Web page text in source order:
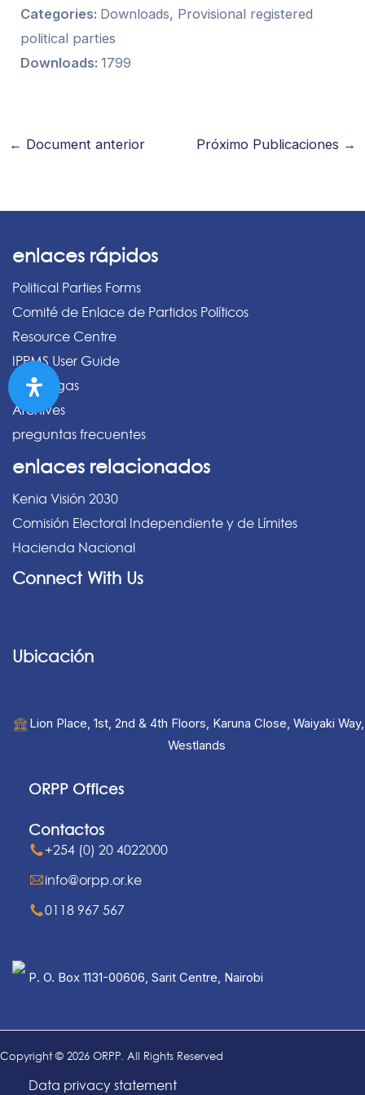
Categories: Downloads, Provisional registered
political parties
Downloads:1799
← Document anterior Próximo Publicaciones →
enlaces rápidos
Political Parties Forms
Comité de Enlace de Partidos Políticos
Resource Centre
IPPMS User Guide
Descargas
Archives
preguntas frecuentes
enlaces relacionados
Kenia Visión 2030
Comisión Electoral Independiente y de Límites
Hacienda Nacional
Connect With Us
Ubicación
Lion Place, 1st, 2nd & 4th Floors, Karuna Close, Waiyaki Way,
Westlands
ORPP Offices
Contactos
+254 (0) 20 4022000
info@orpp.or.ke
0118 967 567
P. O. Box 1131-00606, Sarit Centre, Nairobi
Copyright © 2026 ORPP. All Rights Reserved
Data privacy statement